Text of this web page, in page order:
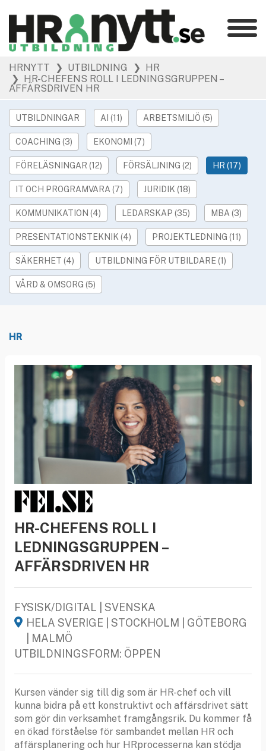
Kategorier
HR Barometer
HR-yrket
Ledarskap
Arbetsmiljö
Rekrytering
Hållbarhet »
Podcast
Event »
Våra övriga sajter
Utbildning
Rekryteringsguiden
HRNYTT ❯ UTBILDNING
❯ HR
❯ HR-CHEFENS ROLL I LEDNINGSGRUPPEN –
AFFÄRSDRIVEN HR
UTBILDNINGAR AI (11) ARBETSMILJÖ (5)
COACHING (3) EKONOMI (7)
FÖRELÄSNINGAR (12) FÖRSÄLJNING (2) HR (17)
IT OCH PROGRAMVARA (7) JURIDIK (18)
KOMMUNIKATION (4) LEDARSKAP (35) MBA (3)
PRESENTATIONSTEKNIK (4) PROJEKTLEDNING (11)
SÄKERHET (4) UTBILDNING FÖR UTBILDARE (1)
VÅRD & OMSORG (5)
HR
HR-CHEFENS ROLL I
LEDNINGSGRUPPEN –
AFFÄRSDRIVEN HR
FYSISK/DIGITAL | SVENSKA
HELA SVERIGE | STOCKHOLM | GÖTEBORG
| MALMÖ
UTBILDNINGSFORM: ÖPPEN
Kursen vänder sig till dig som är HR-chef och vill
kunna bidra på ett konstruktivt och affärsdrivet sätt
som gör din verksamhet framgångsrik. Du kommer få
en ökad förståelse för sambandet mellan HR och
affärsplanering och hur HRprocesserna kan stödja